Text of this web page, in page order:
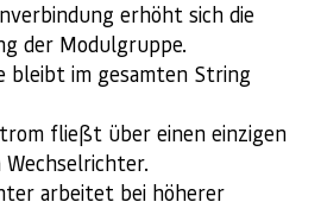
erhöht sich die
der Modulgruppe.
bleibt im gesamten String
fließt über einen einzigen
arbeitet bei höherer